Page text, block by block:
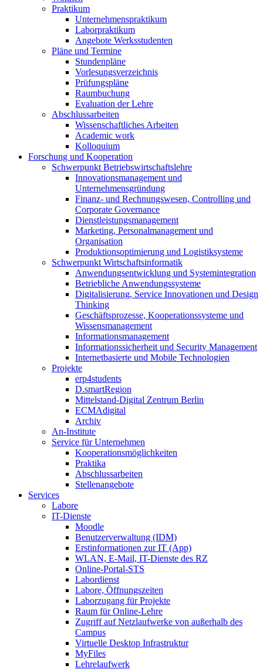
Praktikum
Unternehmenspraktikum
Laborpraktikum
Angebote Werksstudenten
Pläne und Termine
Stundenpläne
Vorlesungsverzeichnis
Prüfungspläne
Raumbuchung
Evaluation der Lehre
Abschlussarbeiten
Wissenschaftliches Arbeiten
Academic work
Kolloquium
Forschung und Kooperation
Schwerpunkt Betriebswirtschaftslehre
Innovationsmanagement und
Unternehmensgründung
Finanz- und Rechnungswesen, Controlling und
Corporate Governance
Dienstleistungsmanagement
Marketing, Personalmanagement und
Organisation
Produktionsoptimierung und Logistiksysteme
Schwerpunkt Wirtschaftsinformatik
Anwendungsentwicklung und Systemintegration
Betriebliche Anwendungssysteme
Digitalisierung, Service Innovationen und Design
Thinking
Geschäftsprozesse, Kooperationssysteme und
Wissensmanagement
Informationsmanagement
Informationssicherheit und Security Management
Internetbasierte und Mobile Technologien
Projekte
erp4students
D.smartRegion
Mittelstand-Digital Zentrum Berlin
ECMAdigital
Archiv
An-Institute
Service für Unternehmen
Kooperationsmöglichkeiten
Praktika
Abschlussarbeiten
Stellenangebote
Services
Labore
IT-Dienste
Moodle
Benutzerverwaltung (IDM)
Erstinformationen zur IT (App)
WLAN, E-Mail, IT-Dienste des RZ
Online-Portal-STS
Labordienst
Labore, Öffnungszeiten
Laborzugang für Projekte
Raum für Online-Lehre
Zugriff auf Netzlaufwerke von außerhalb des
Campus
Virtuelle Desktop Infrastruktur
MyFiles
Lehrelaufwerk